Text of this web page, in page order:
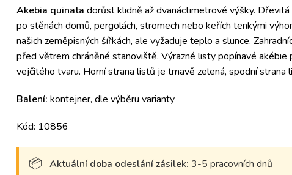
Akebia quinata dorůst klidně až dvanáctimetrové výšky.
po stěnách domů, pergolách, stromech nebo keřích tenkými
našich zeměpisných šířkách, ale vyžaduje teplo a slunce.
před větrem chráněné stanoviště. Výrazné listy popínavé akébie
vejčitého tvaru. Horní strana listů je tmavě zelená, spodní strana
Balení: kontejner, dle výběru varianty
Kód: 10856
Aktuální doba odeslání zásilek: 3-5 pracovních dnů